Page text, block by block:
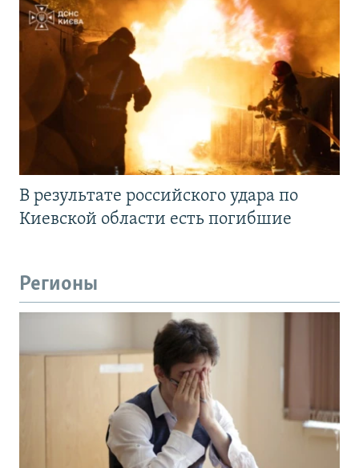
В результате российского удара по
Киевской области есть погибшие
Регионы